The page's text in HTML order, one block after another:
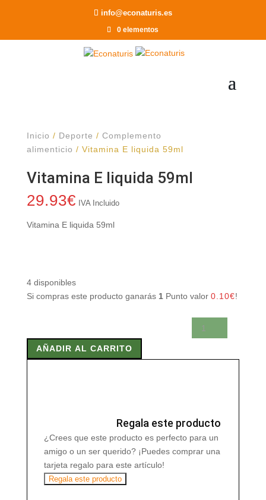
info@econaturis.es
0 elementos
Inicio / Deporte / Complemento
alimenticio / Vitamina E liquida 59ml
Vitamina E liquida 59ml
29.93€ IVA Incluido
Vitamina E liquida 59ml
4 disponibles
Si compras este producto ganarás 1Punto valor 0.10€!
E
liquida
AÑADIR AL CARRITO
Regala este producto
¿Crees que este producto es perfecto para un
amigo o un ser querido? ¡Puedes comprar una
tarjeta regalo para este artículo!
Regala este producto